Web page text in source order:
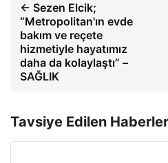
← Sezen Elcik;
“Metropolitan'ın evde
bakım ve reçete
hizmetiyle hayatımız
daha da kolaylaştı” –
SAĞLIK
Tavsiye Edilen Haberler